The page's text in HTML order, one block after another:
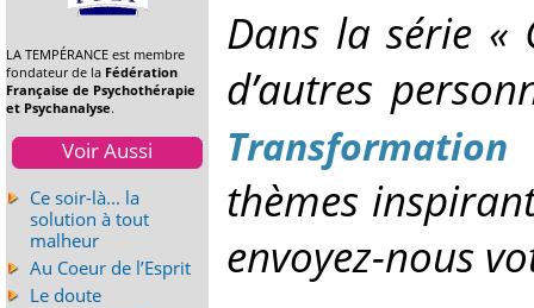
Dans la série «
d’autres
thèmes
envoyez-nous
LA TEMPÉRANCE est membre
fondateur de la Fédération
Française de Psychothérapie
et Psychanalyse.
Voir Aussi
Ce soir-là... la
solution à tout
malheur
Au Coeur de l’Esprit
Le doute